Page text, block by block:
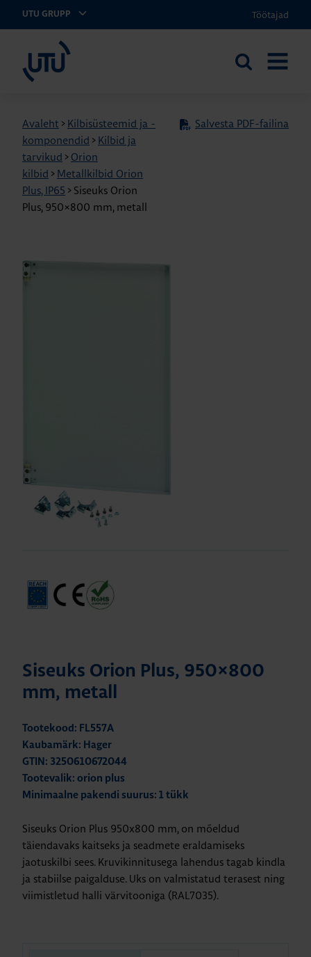
UTU GRUPP Töötajad
Otsi
Avaleht > Kilbisüsteemid ja -
komponendid > Kilbid ja
tarvikud > Orion
kilbid > Metallkilbid Orion
Plus, IP65 > Siseuks Orion
Plus, 950×800 mm, metall
Salvesta PDF-failina
Siseuks Orion Plus, 950×800
mm, metall
Tootekood: FL557A
Kaubamärk: Hager
GTIN: 3250610672044
Tootevalik: orion plus
Minimaalne pakendi suurus: 1 tükk
Siseuks Orion Plus 950x800 mm, on mõeldud
täiendavaks kaitseks ja seadmete eraldamiseks
jaotuskilbi sees. Kruvikinnitusega lahendus tagab kindla
ja stabiilse paigalduse. Uks on valmistatud terasest ning
viimistletud halli värvitooniga (RAL7035).